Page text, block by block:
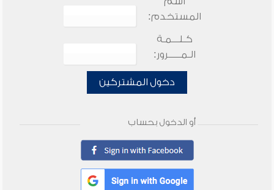
المستخدم:
كـلـــمـة
الـمـــــرور:
دخول المشتركين
أو الدخول بحساب